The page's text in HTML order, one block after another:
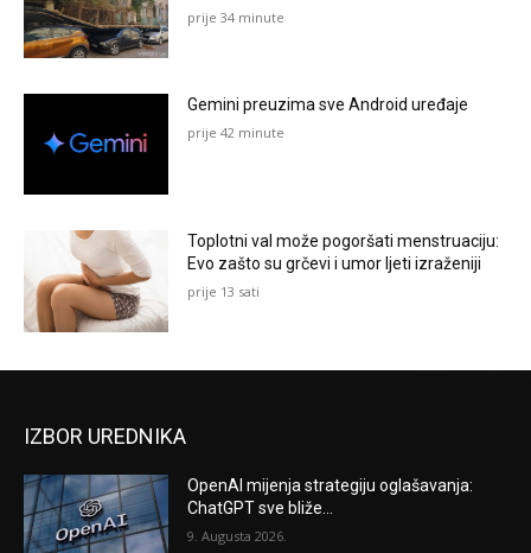
prije 34 minute
Gemini preuzima sve Android uređaje
prije 42 minute
Toplotni val može pogoršati menstruaciju:
Evo zašto su grčevi i umor ljeti izraženiji
prije 13 sati
IZBOR UREDNIKA
OpenAI mijenja strategiju oglašavanja:
ChatGPT sve bliže...
9. Augusta 2026.